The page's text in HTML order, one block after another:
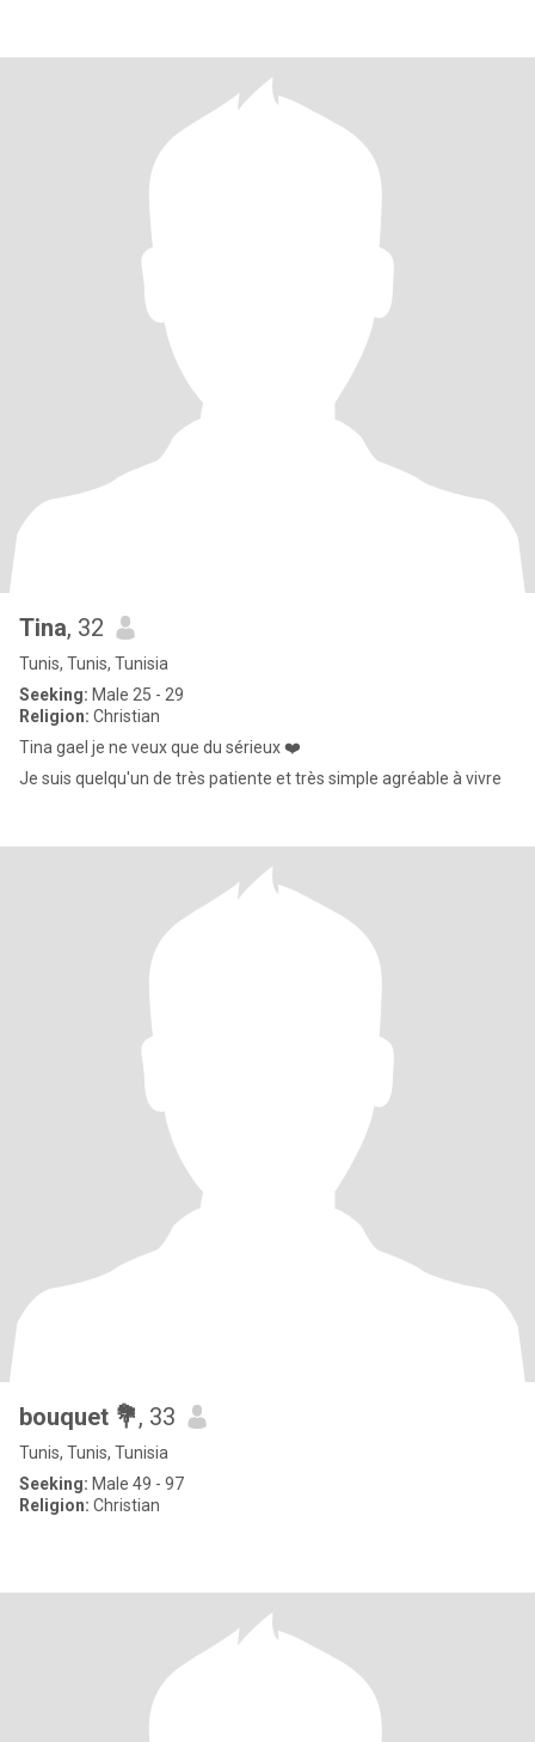
Tina, 32
Tunis, Tunis, Tunisia
Seeking: Male 25 - 29
Religion: Christian
Tina gael je ne veux que du sérieux ❤️
Je suis quelqu'un de très patiente et très simple agréable à vivre
bouquet 💐, 33
Tunis, Tunis, Tunisia
Seeking: Male 49 - 97
Religion: Christian